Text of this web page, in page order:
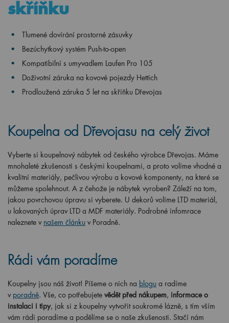
skříňku
Tlumené dovírání prostorné zásuvky
Bezúchytkový systém Push-to-open
Kompatibilní s umyvadlem Laufen Pro 105
Doživotní záruka na kovové pojezdy Hettich
Prodloužená záruka 5 let na skříňku Dřevojas
Koupelna od Dřevojasu na celý život
Vyberte si koupelnový nábytek od českého výrobce Dřevojas. Máme
mnohaleté zkušenosti s českými koupelnami, a proto volíme vhodné a
kvalitní materiály, pečlivou výrobu a kovové komponenty, na které se
můžeme spolehnout. A z čehože je nábytek vyroben? Záleží na tom,
jakou povrchovou úpravu si vyberete. U dekorů volíme LTD materiál,
u lakovaných úprav LTD a MDF materiály. Podrobné infomrace
naleznete v našem článku v Poradně.
Rádi vám poradíme
Koupelny jsou náš život! Píšeme o nich na blogu a radíme
v poradně. Vše, co potřebujete vědět před nákupem, informace o
instalaci i tipy, jak si z koupelny vytvořit soukromé lázně, s tím vším
vám rádi poradíme a podělíme se o naše zkušenosti. Stačí nám